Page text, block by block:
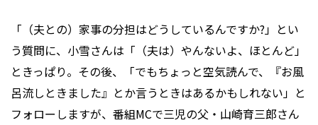
「（夫との）家事の分担はどうしているんですか?」とい
う質問に、小雪さんは「（夫は）やんないよ、ほとんど」
ときっぱり。その後、「でもちょっと空気読んで、『お風
呂流しときました』とか言うときはあるかもしれない」と
フォローしますが、番組MCで三児の父・山崎育三郎さん